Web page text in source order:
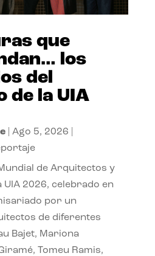
que
los
del
de la UIA
| Ago 5, 2026
de Arquitectos y
2026, celebrado en
por un
de diferentes
Bajet, Mariona
Tomeu Ramis,